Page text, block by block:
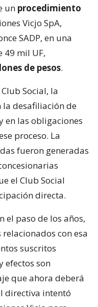
un procedimiento
Vicjo SpA,
SADP, en una
49 mil UF,
de pesos.
Social, la
la desafiliación de
en las obligaciones
proceso. La
fueron generadas
el Club Social
directa.
el paso de los años,
con esa
suscritos
efectos son
que ahora deberá
directiva intentó